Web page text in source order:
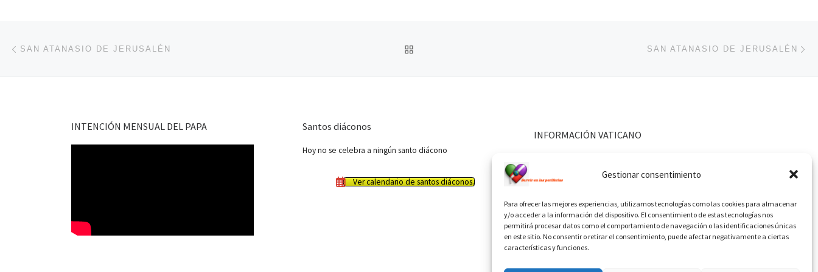
Gestionar consentimiento
Para ofrecer las mejores experiencias, utilizamos tecnologías como las cookies para almacenar
y/o acceder a la información del dispositivo. El consentimiento de estas tecnologías nos
permitirá procesar datos como el comportamiento de navegación o las identificaciones únicas
en este sitio. No consentir o retirar el consentimiento, puede afectar negativamente a ciertas
características y funciones.
Navegación de entradas
SAN ATANASIO DE JERUSALÉN SAN ATANASIO DE JERUSALÉN
INTENCIÓN MENSUAL DEL PAPA Santos diáconos
Hoy no se celebra a ningún santo diácono
Ver calendario de santos diáconos.
INFORMACIÓN VATICANO